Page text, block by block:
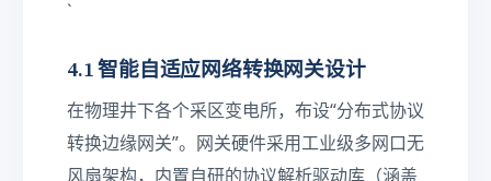
`
4.1 智能自适应网络转换网关设计
在物理井下各个采区变电所，布设“分布式协议
转换边缘网关”。网关硬件采用工业级多网口无
风扇架构，内置自研的协议解析驱动库（涵盖